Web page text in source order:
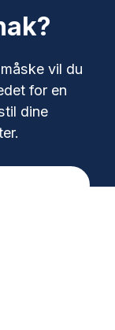
vil du
for en
dine